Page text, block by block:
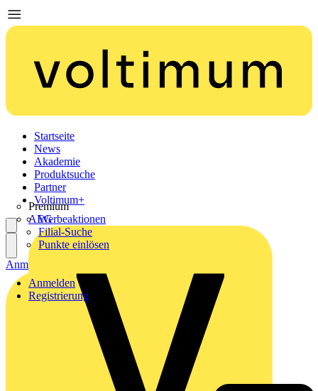
Startseite
News
Akademie
Produktsuche
Partner
Premium
AEG
Voltimum+
Werbeaktionen
Filial-Suche
Punkte einlösen
Anmelden
Registrierung
Anmelden